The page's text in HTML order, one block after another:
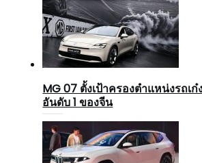
MG 07 ตั้งเป้าครองตำแหน่งรถเ
อันดับ 1 ของจีน